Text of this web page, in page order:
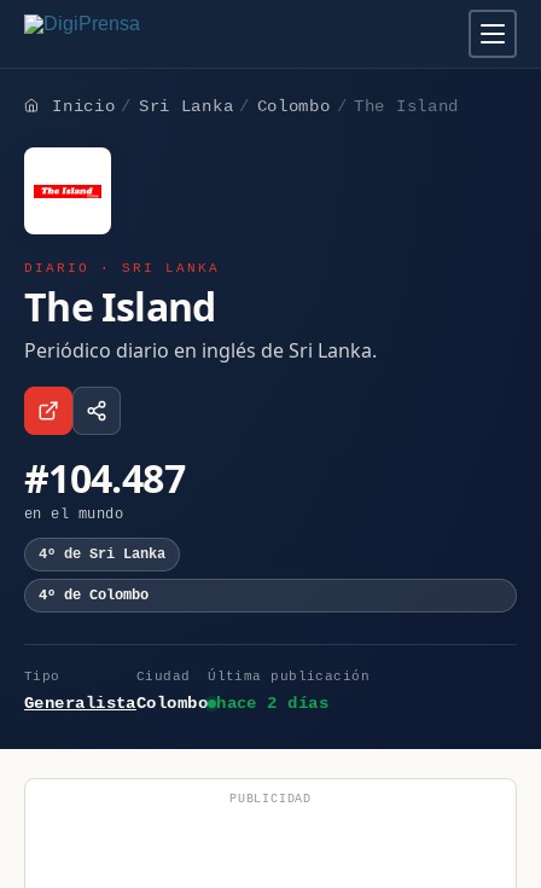
Inicio Sri Lanka Colombo The Island
DIARIO · SRI LANKA
The Island
Periódico diario en inglés de Sri Lanka.
#104.487
en el mundo
4º de Sri Lanka
4º de Colombo
Tipo
Generalista
Ciudad
Colombo
Última publicación
hace 2 días
PUBLICIDAD